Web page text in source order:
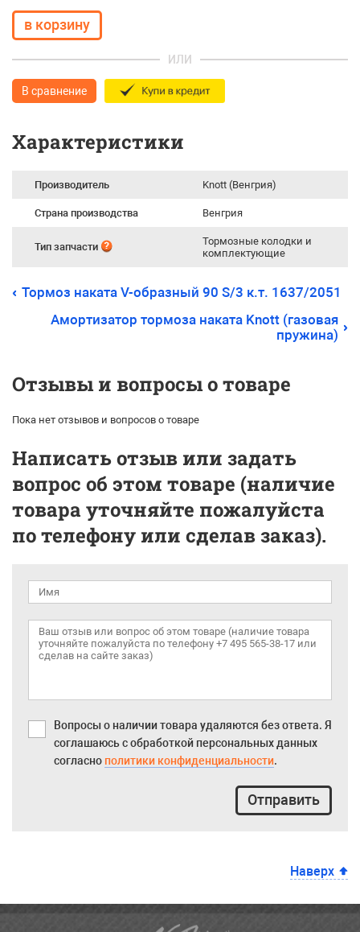
ИЛИ
В сравнение
Характеристики
Производитель Knott (Венгрия)
Страна производства Венгрия
Тип запчасти
Тормозные колодки и
комплектующие
Тормоз наката V-образный 90 S/3 к.т. 1637/2051
Амортизатор тормоза наката Knott (газовая
пружина)
Отзывы и вопросы о товаре
Пока нет отзывов и вопросов о товаре
Написать отзыв или задать
вопрос об этом товаре (наличие
товара уточняйте пожалуйста
по телефону или сделав заказ).
Вопросы о наличии товара удаляются без ответа. Я
соглашаюсь с обработкой персональных данных
согласно политики конфиденциальности.
Отправить
Наверх